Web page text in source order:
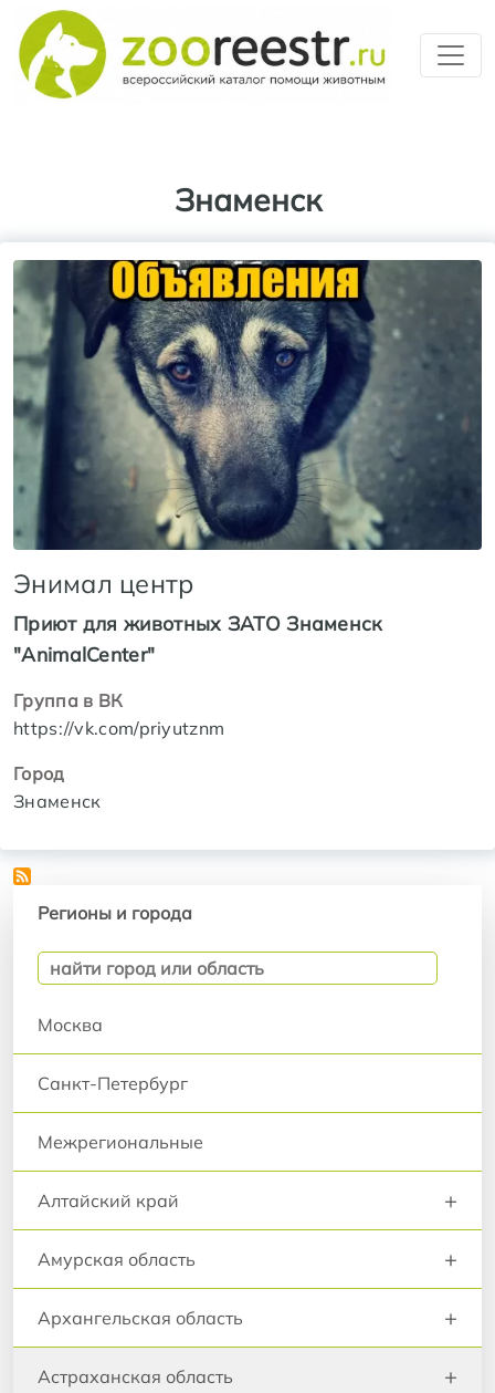
Знаменск
Энимал центр
Приют для животных ЗАТО Знаменск
"AnimalCenter"
Группа в ВК
https://vk.com/priyutznm
Город
Знаменск
Регионы и города
Москва
Санкт-Петербург
Межрегиональные
Алтайский край +
Амурская область +
Архангельская область +
Астраханская область +